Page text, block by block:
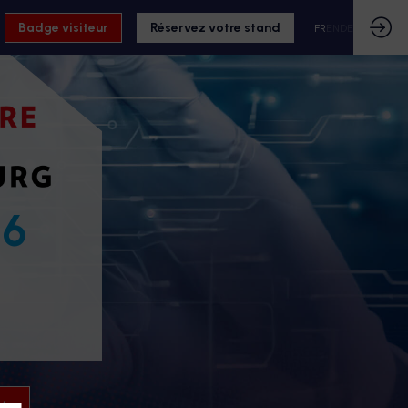
Badge visiteur Réservez votre stand FR